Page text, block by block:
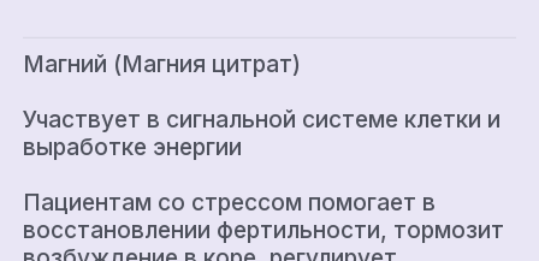
Магний (Магния цитрат)
Участвует в сигнальной системе клетки и
выработке энергии
Пациентам со стрессом помогает в
восстановлении фертильности, тормозит